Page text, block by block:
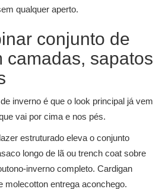
qualquer aperto.
conjunto de
camadas, sapatos
inverno é que o look principal já vem
vai por cima e nos pés.
estruturado eleva o conjunto
longo de lã ou trench coat sobre
inverno completo. Cardigan
molecotton entrega aconchego.